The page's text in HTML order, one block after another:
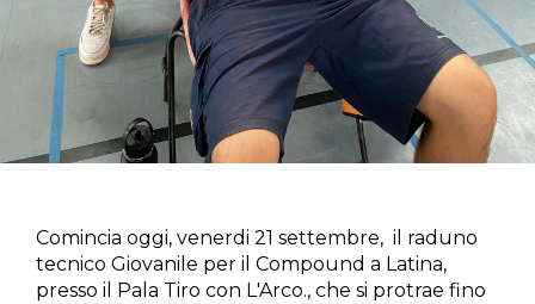
Comincia oggi, venerdi 21 settembre, il raduno
tecnico Giovanile per il Compound a Latina,
presso il Pala Tiro con L'Arco., che si protrae fino